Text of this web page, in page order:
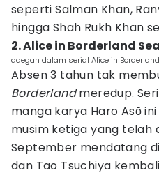
seperti Salman Khan,
hingga Shah Rukh Khan
2. Alice in Borderland
adegan dalam serial Alice in
Absen 3 tahun tak
Borderlandmeredup.
manga karya Haro Asō
musim ketiga yang telah
September mendatang
dan Tao Tsuchiya